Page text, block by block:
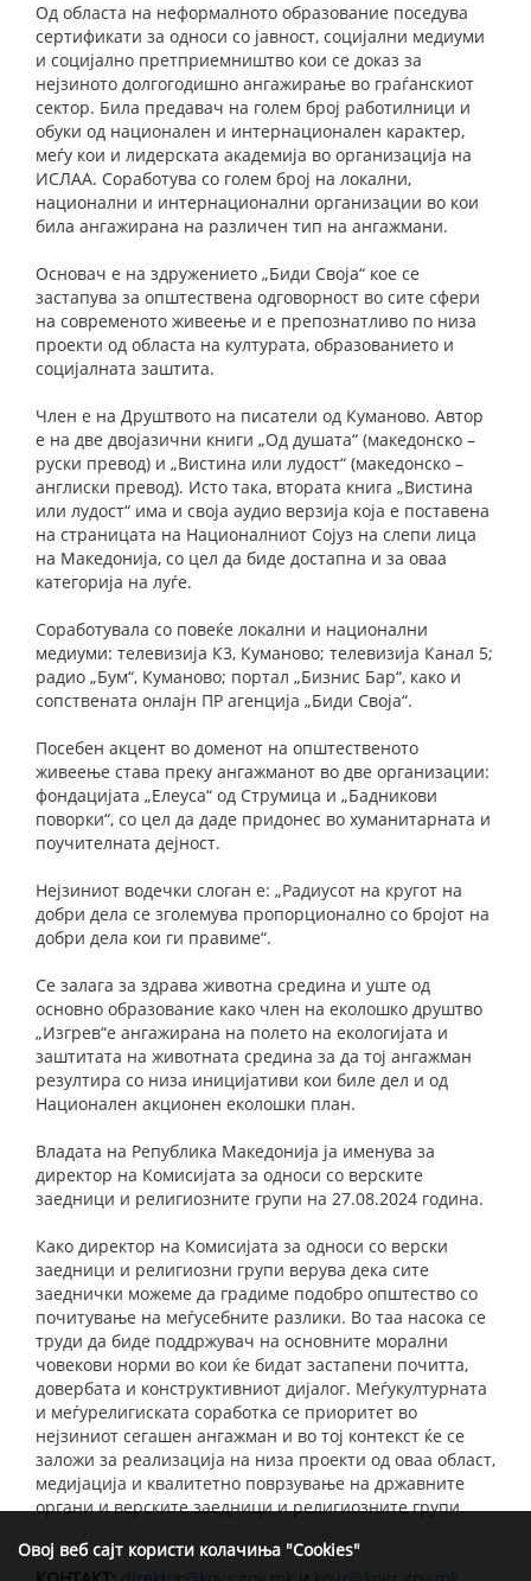
Овој веб сајт користи колачиња "Cookies"
Од областа на неформалното образование поседува
сертификати за односи со јавност, социјални медиуми
и социјално претприемништво кои се доказ за
нејзиното долгогодишно ангажирање во граѓанскиот
сектор. Била предавач на голем број работилници и
обуки од национален и интернационален карактер,
меѓу кои и лидерската академија во организација на
ИСЛАА. Соработува со голем број на локални,
национални и интернационални организации во кои
била ангажирана на различен тип на ангажмани.
Основач е на здружението „Биди Своја“ кое се
застапува за општествена одговорност во сите сфери
на современото живеење и е препознатливо по низа
проекти од областа на културата, образованието и
социјалната заштита.
Член е на Друштвото на писатели од Куманово. Автор
е на две двојазични книги „Од душата“ (македонско –
руски превод) и „Вистина или лудост“ (македонско –
англиски превод). Исто така, втората книга „Вистина
или лудост“ има и своја аудио верзија која е поставена
на страницата на Националниот Сојуз на слепи лица
на Македонија, со цел да биде достапна и за оваа
категорија на луѓе.
Соработувала со повеќе локални и национални
медиуми: телевизија К3, Куманово; телевизија Канал 5;
радио „Бум“, Куманово; портал „Бизнис Бар“, како и
сопствената онлајн ПР агенција „Биди Своја“.
Посебен акцент во доменот на општественото
живеење става преку ангажманот во две организации:
фондацијата „Елеуса“ од Струмица и „Бадникови
поворки“, со цел да даде придонес во хуманитарната и
поучителната дејност.
Нејзиниот водечки слоган е: „Радиусот на кругот на
добри дела се зголемува пропорционално со бројот на
добри дела кои ги правиме“.
Се залага за здрава животна средина и уште од
основно образование како член на еколошко друштво
„Изгрев“е ангажирана на полето на екологијата и
заштитата на животната средина за да тој ангажман
резултира со низа иницијативи кои биле дел и од
Национален акционен еколошки план.
Владата на Република Македонија ја именува за
директор на Комисијата за односи со верските
заедници и религиозните групи на 27.08.2024 година.
Како директор на Комисијата за односи со верски
заедници и религиозни групи верува дека сите
заеднички можеме да градиме подобро општество со
почитување на меѓусебните разлики. Во таа насока се
труди да биде поддржувач на основните морални
човекови норми во кои ќе бидат застапени почитта,
довербата и конструктивниот дијалог. Меѓукултурната
и меѓурелигиската соработка се приоритет во
нејзиниот сегашен ангажман и во тој контекст ќе се
заложи за реализација на низа проекти од оваа област,
медијација и квалитетно поврзување на државните
органи и верските заедници и религиозните групи.